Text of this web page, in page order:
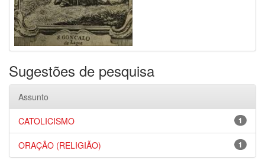
Sugestões de pesquisa
Assunto
1
CATOLICISMO
1
ORAÇÃO (RELIGIÃO)